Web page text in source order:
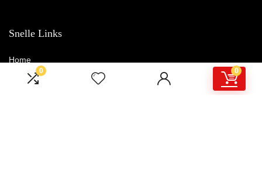
0 0
Snelle Links
Home
Winkel